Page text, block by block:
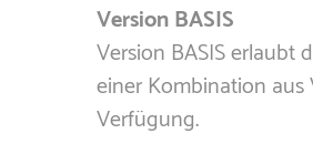
Version BASIS
Version BASIS erlaubt
einer Kombination
Verfügung.